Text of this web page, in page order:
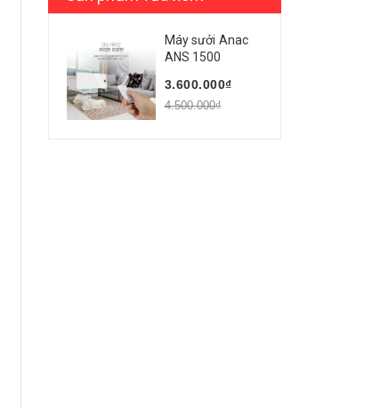
Máy sưởi Anac
ANS 1500
3.600.000₫
4.500.000₫